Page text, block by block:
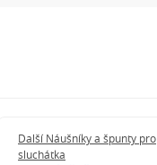
Další Náušníky a špunty pro
sluchátka